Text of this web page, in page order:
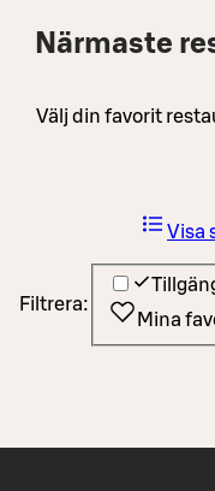
Närmaste
Välj din favorit
Filtrera:
Mina
Visa